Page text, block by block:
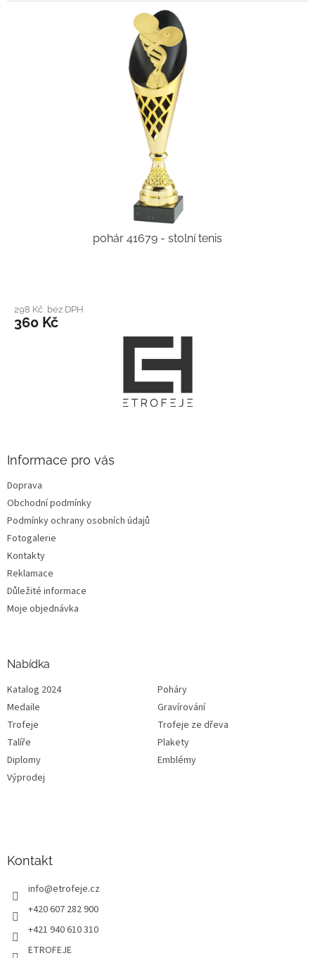
pohár 41679 - stolní tenis
298 Kč bez DPH
360 Kč
Informace pro vás
Doprava
Obchodní podmínky
Podmínky ochrany osobních údajů
Fotogalerie
Kontakty
Reklamace
Důležité informace
Moje objednávka
Nabídka
Katalog 2024
Poháry
Medaile
Gravírování
Trofeje
Trofeje ze dřeva
Talíře
Plakety
Diplomy
Emblémy
Výprodej
Kontakt
info@etrofeje.cz
+420 607 282 900
+421 940 610 310
ETROFEJE